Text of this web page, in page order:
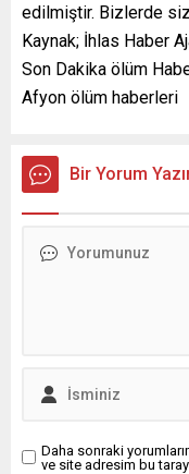
edilmiştir. Bizlerde
Kaynak; İhlas Haber
Son Dakika ölüm
Afyon ölüm haberleri
Bir Yorum
Daha sonraki
ve site adresim bu